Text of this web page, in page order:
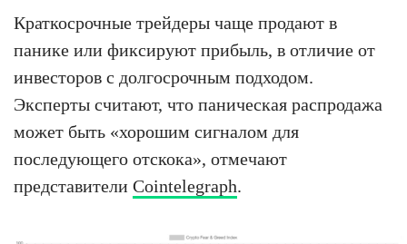
Краткосрочные трейдеры чаще продают в
панике или фиксируют прибыль, в отличие от
инвесторов с долгосрочным подходом.
Эксперты считают, что паническая распродажа
может быть «хорошим сигналом для
последующего отскока», отмечают
представители Cointelegraph.